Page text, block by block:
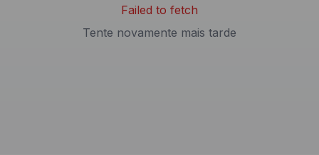
Failed to fetch
Tente novamente mais tarde